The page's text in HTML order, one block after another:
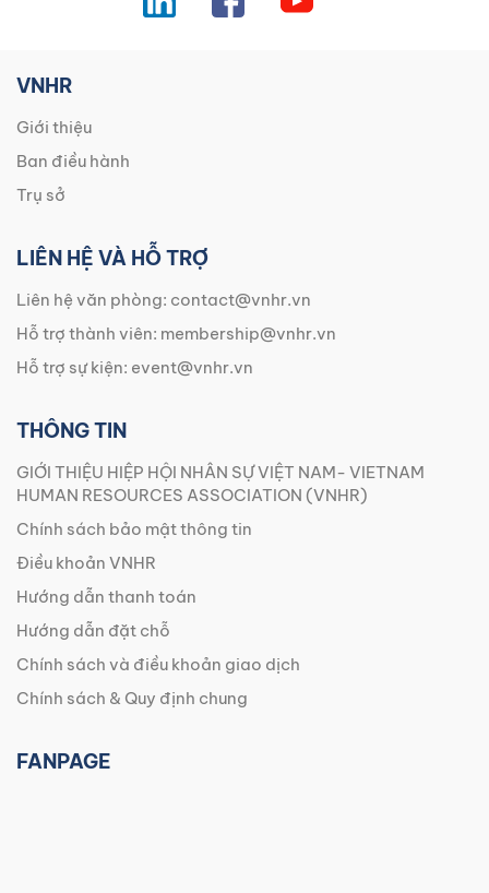
VNHR
Giới thiệu
Ban điều hành
Trụ sở
LIÊN HỆ VÀ HỖ TRỢ
Liên hệ văn phòng: contact@vnhr.vn
Hỗ trợ thành viên: membership@vnhr.vn
Hỗ trợ sự kiện: event@vnhr.vn
THÔNG TIN
GIỚI THIỆU HIỆP HỘI NHÂN SỰ VIỆT NAM- VIETNAM
HUMAN RESOURCES ASSOCIATION (VNHR)
Chính sách bảo mật thông tin
Điều khoản VNHR
Hướng dẫn thanh toán
Hướng dẫn đặt chỗ
Chính sách và điều khoản giao dịch
Chính sách & Quy định chung
FANPAGE